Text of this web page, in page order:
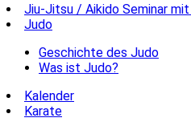
Jiu-Jitsu / Aikido Seminar mit
Judo
Geschichte des Judo
Was ist Judo?
Kalender
Karate